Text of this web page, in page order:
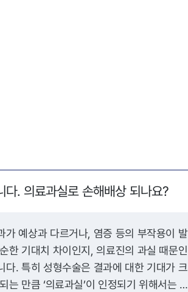
. 의료과실로 손해배상 되나요?
한 기대치 차이인지, 의료진의 과실 때문인
다. 특히 성형수술은 결과에 대한 기대가 크
는 만큼 ‘의료과실’이 인정되기 위해서는 다